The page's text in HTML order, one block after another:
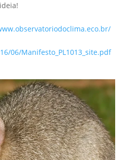
06/Manifesto_PL1013_site.pdf